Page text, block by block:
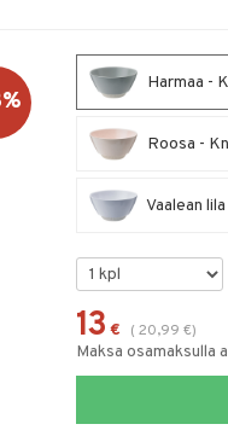
Harmaa -
Roosa -
Vaalean
13 € ( 20,99 €)
Maksa osamaksulla